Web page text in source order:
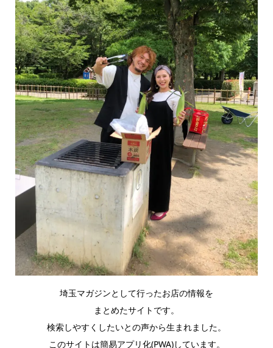
埼玉マガジンとして行ったお店の情報を
まとめたサイトです。
検索しやすくしたいとの声から生まれました。
このサイトは簡易アプリ化(PWA)しています。